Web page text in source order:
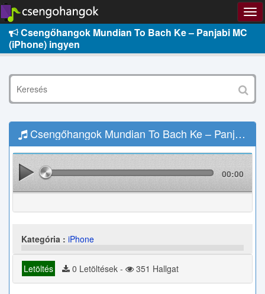
Csengőhangok Mundian To Bach Ke – Panjabi MC
(iPhone) ingyen
Csengőhangok Mundian To Bach Ke – Panjabi MC (iPhone) Letöltés
00:00
Kategória : iPhone
Letöltés 0 Letöltések - 351 Hallgat